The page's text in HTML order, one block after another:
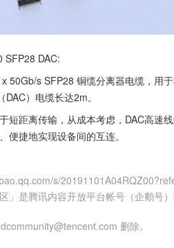
SFP28 DAC:
50Gb/s SFP28 铜缆分离器电缆，用
）电缆长达2m。
短距离传输，从成本考虑，DAC高速
便捷地实现设备间的互连。
s/
」是腾讯内容开放平台帐号（企鹅号
删除。